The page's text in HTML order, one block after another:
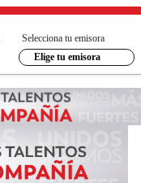
Selecciona tu emisora
Elige tu emisora